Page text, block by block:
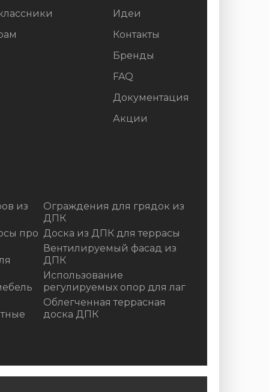
Идеи
Контакты
Бренды
FAQ
Документация
Акции
из
про
Ограждения для грядок из
ДПК
Доска из ДПК для террасы
Вентилируемый фасад из
ДПК
Использование
регулируемых опор для лаг
Облегченная террасная
доска ДПК